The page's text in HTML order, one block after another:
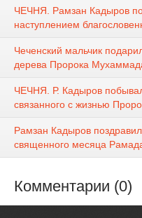
ЧЕЧНЯ. Рамзан Кадыров
наступлением
Чеченский мальчик
дерева Пророка
ЧЕЧНЯ. Р. Кадыров
связанного с жизнью
Рамзан Кадыров
священного месяца
Комментарии (0)